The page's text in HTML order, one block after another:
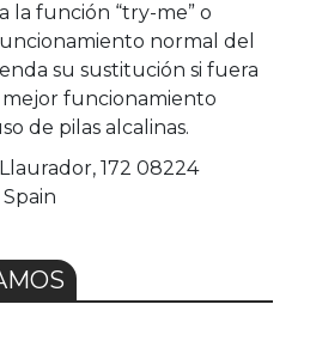
la función “try-me” o
normal del
su sustitución si fuera
mejor funcionamiento
de pilas alcalinas.
Llaurador, 172 08224